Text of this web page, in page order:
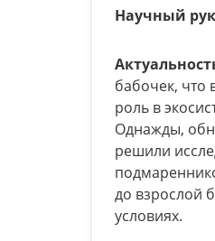
Научный
бабочек, что
роль в
Однажды,
решили
до взрослой
условиях.